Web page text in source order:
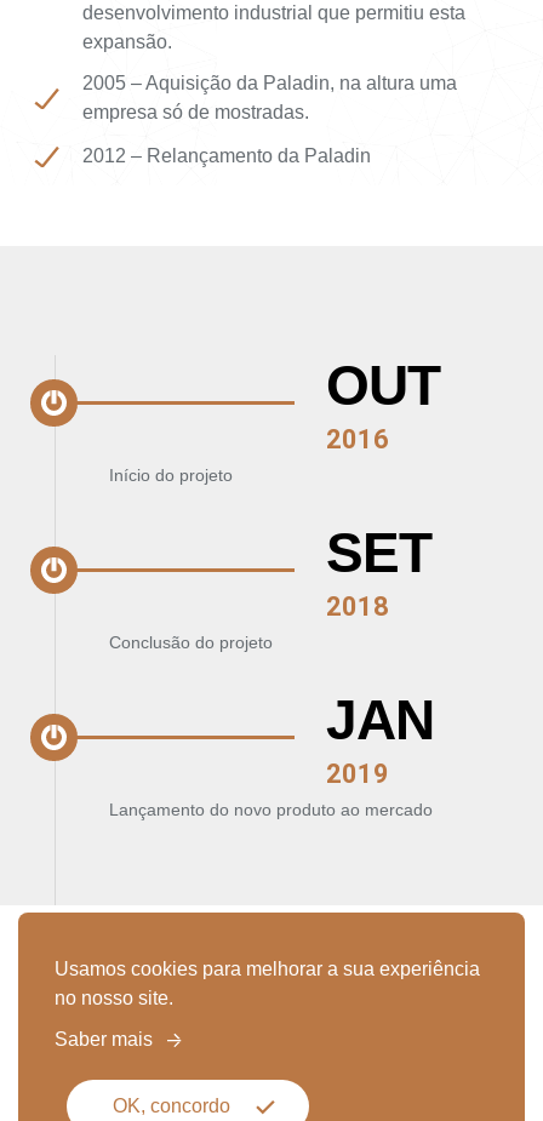
desenvolvimento industrial que permitiu esta
expansão.
2005 – Aquisição da Paladin, na altura uma
empresa só de mostradas.
2012 – Relançamento da Paladin
OUT
2016
Início do projeto
SET
2018
Conclusão do projeto
JAN
2019
Lançamento do novo produto ao mercado
Usamos cookies para melhorar a sua experiência
no nosso site.
Saber mais
OK, concordo